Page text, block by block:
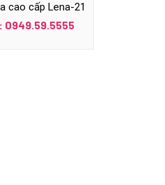
cao cấp Lena-21
0949.59.5555